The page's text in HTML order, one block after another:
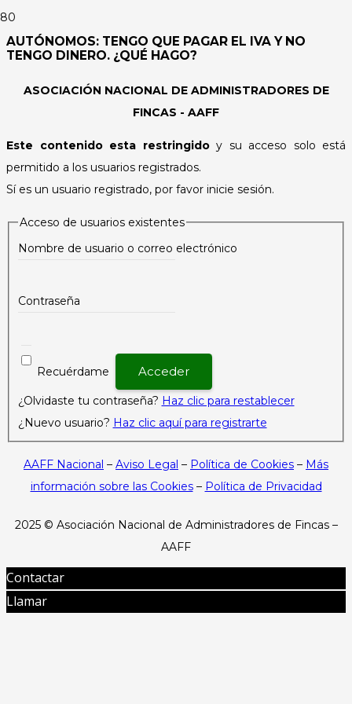
AUTÓNOMOS: TENGO QUE PAGAR EL IVA Y NO
TENGO DINERO. ¿QUÉ HAGO?
ASOCIACIÓN NACIONAL DE ADMINISTRADORES DE
FINCAS - AAFF
Este contenido esta restringidoy su acceso solo está
permitido a los usuarios registrados.
Sí es un usuario registrado, por favor inicie sesión.
Acceso de usuarios existentes
Nombre de usuario o correo electrónico
Contraseña
Recuérdame
¿Olvidaste tu contraseña? Haz clic para restablecer
¿Nuevo usuario? Haz clic aquí para registrarte
AAFF Nacional – Aviso Legal – Política de Cookies – Más
información sobre las Cookies– Política de Privacidad
2025 © Asociación Nacional de Administradores de Fincas –
AAFF
Contactar
Llamar